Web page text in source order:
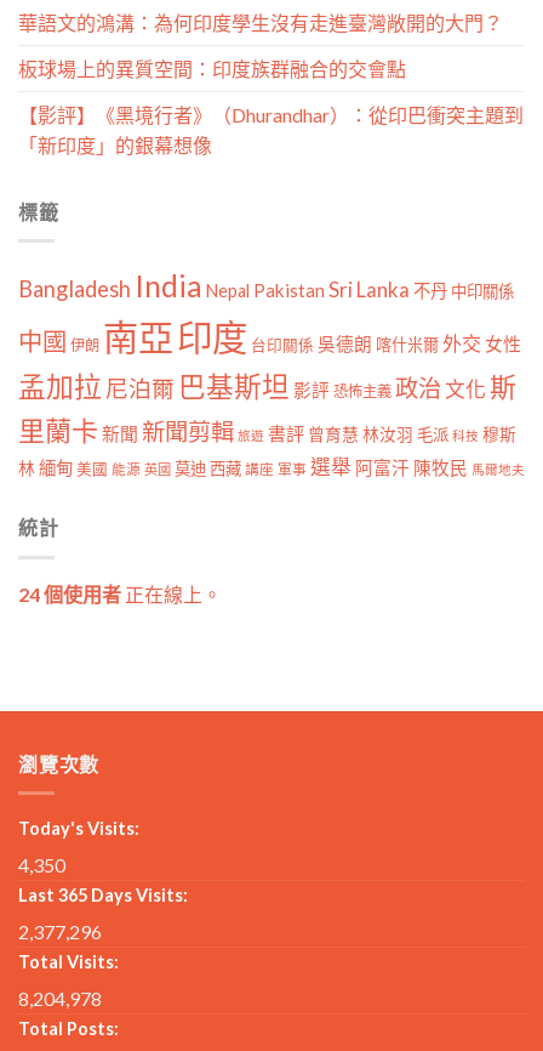
華語文的鴻溝：為何印度學生沒有走進臺灣敞開的大門？
板球場上的異質空間：印度族群融合的交會點
【影評】《黑境行者》（Dhurandhar）：從印巴衝突主題到
「新印度」的銀幕想像
標籤
Bangladesh India Nepal Pakistan Sri Lanka 不丹 中印關係
中國 伊朗 南亞印度 台印關係 吳德朗 喀什米爾外交 女性
孟加拉 尼泊爾 巴基斯坦 影評 恐怖主義 政治文化斯
里蘭卡 新聞 新聞剪輯 旅遊 書評 曾育慧 林汝羽 毛派 科技 穆斯
林 緬甸 美國 能源 英國 莫迪 西藏 講座 軍事 選舉 阿富汗 陳牧民 馬爾地夫
統計
24 個使用者 正在線上。
瀏覽次數
Today's Visits:
4,350
Last 365 Days Visits:
2,377,296
Total Visits:
8,204,978
Total Posts: